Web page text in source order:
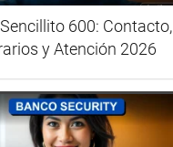
600: Contacto,
y Atención 2026